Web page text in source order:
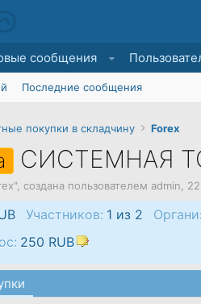
покупки в складчину Forex
СИСТЕМНАЯ
", создана пользователем admin
Участников: 1 из 2
250 RUB
Последние сообщения
сообщения